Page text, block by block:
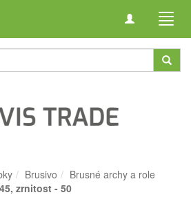
Toggle
Brusivo
Brusné archy a role
zrnitost - 50